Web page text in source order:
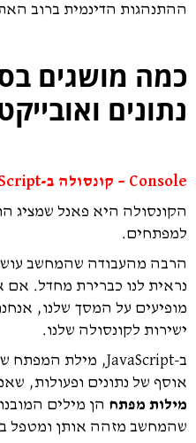
ההתנהגות הדינמית ברוב
כמה מושגים
נתונים
Console – קונסולה ב-JavaScript
הקונסולה היא פאנל שמציג
למפתחים.
הרבה מהעבודה שהמחשב
נראית לנו כברירת מחדל. אם
מופיעים על המסך שלנו,
ישירות לקונסולה שלנו.
ב-JavaScript, מילת המפתח של המסוף מתייחסת לא
אוסף של נתונים ופעולות,
מילות מפתח
שהמחשב מזהה אותן ומטפל